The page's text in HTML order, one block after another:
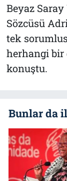
Beyaz
Sözcüsü
tek
herhangi bir
konuştu.
Bunlar da